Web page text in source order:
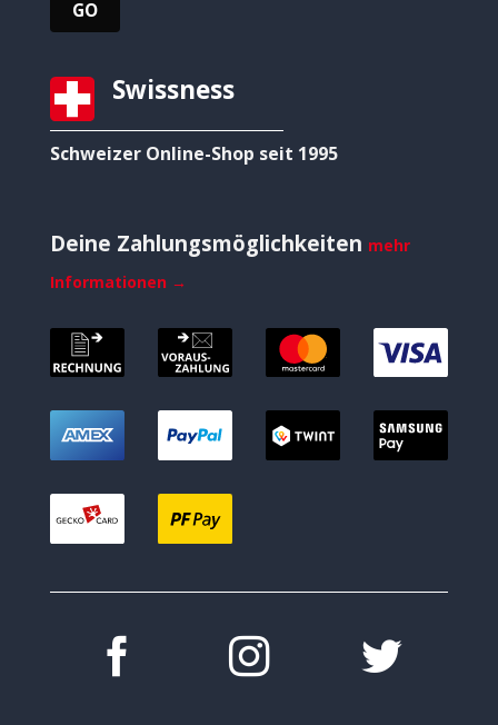
Swissness
Schweizer Online-Shop seit 1995
Deine Zahlungsmöglichkeiten mehr
Informationen →